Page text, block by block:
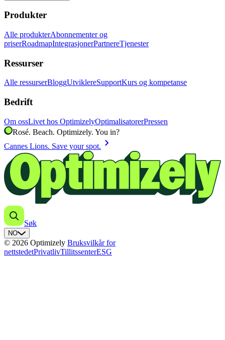
Produkter
Alle produkterAbonnementer og
priserRoadmapIntegrasjonerPartnereTjenester
Ressurser
Alle ressurserBloggUtviklereSupportKurs og kompetanse
Bedrift
Om ossLivet hos OptimizelyOptimalisatorerPressen
Rosé. Beach. Optimizely. You in?
Cannes Lions. Save your spot. chevron_right
Søk
NO
© 2026 Optimizely Bruksvilkår for
nettstedetPrivatlivTillitssenterESG